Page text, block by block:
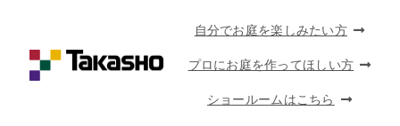
自分でお庭を楽しみたい方
プロにお庭を作ってほしい方
ショールームはこちら